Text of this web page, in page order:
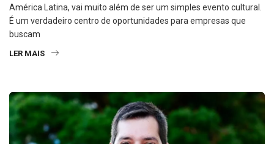
América Latina, vai muito além de ser um simples evento cultural.
É um verdadeiro centro de oportunidades para empresas que
buscam
LER MAIS